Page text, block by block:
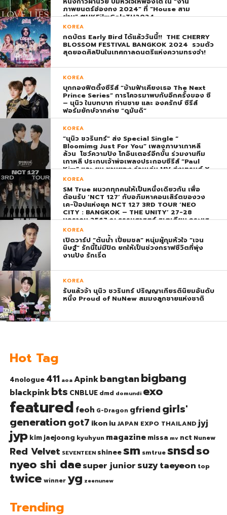
ภาพยนตร์ฮ่องกง 2024” ที่ “House สาม
ย่าน” #HKFilmGalaTH2024
KOREA
กดบัตร Early Bird ได้แล้ววันนี้!! THE CHERRY
BLOSSOM FESTIVAL BANGKOK 2024 รวมตัว
สุดยอดศิลปินในเทศกาลดนตรีแห่งความทรงจำ!
KOREA
บุกกองฟิตติ้งซีรีส์ “ข้ามฟ้าเคียงเธอ The Next
Prince Series” การโคจรมาพบกับอีกครั้งของ ซี
– นุนิว ในบทบาท ท่านชาย และ องครักษ์ ซีรีส์
ฟอร์มยักษ์จากค่าย “ดูมันดิ”
KOREA
“นุนิว ชวรินทร์” ส่ง Special Single “
Bloomimg Just For You” เพลงภาษาเกาหลี
ล้วน โชว์ความปัง โกอินเตอร์อีกขั้น ร่วมงานทีม
เกาหลี ประกบเจ้าพ่อเพลงประกอบซีรีส์ “Paul
Kim” และ ยุน ชานยอง ร่วมเล่น MV ส่งเทรนด์ X
พุ่ง ติดอันดับ 1 โลก
KOREA
SM True ผนวกทุกคนให้เป็นหนึ่งเดียวกัน เพื่อ
ต้อนรับ ‘NCT 127’ กับอภิมหาคอนเสิร์ตของวง
เค-ป๊อปแห่งยุค NCT 127 3RD TOUR ‘NEO
CITY : BANGKOK – THE UNITY’ 27-28
มกราคม 2567 ณ ธรรมศาสตร์ สเตเดียม กระแส
ตอบรับยิ่งใหญ่สมการรอคอย บัตร SOLD OUT
ทุกที่นั่งทันทีที่เปิดจำหน่าย !
KOREA
เปิดวาร์ป “ต้นน้ำ เปี่ยมชล” หนุ่มผู้กุมหัวใจ “เจน
นิษฐ์” รักนี้ไม่มีปิด ยกให้เป็นช่วงกราฟชีวิตที่พุ่ง
งานปัง รักเริ่ด
KOREA
รับแล้วจ้า นุนิว ชวรินทร์ ปริญญาเกียรตินิยมอันดับ
หนึ่ง Proud of NuNew สมมงลูกชายแห่งชาติ
Hot Tag
4nologue 411 aoa Apinkbangtanbigbang
blackpinkbts CNBLUE dmd domundi exo
featured feoh G-Dragon gfriend girls'
generationgot7 ikoniu JAPAN EXPO THAILAND jyj
jyp kim jaejoong kyuhyun magazine missa mv nct Nunew
Red Velvet SEVENTEEN shinee sm smtrue snsdso
nyeo shi daesuper junior suzytaeyeon top
twice winner yg zeenunew
Trending